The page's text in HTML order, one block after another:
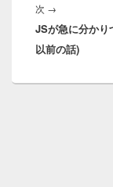
ョ
ン
次 →
の
投
JSが急に分か
以前の話)